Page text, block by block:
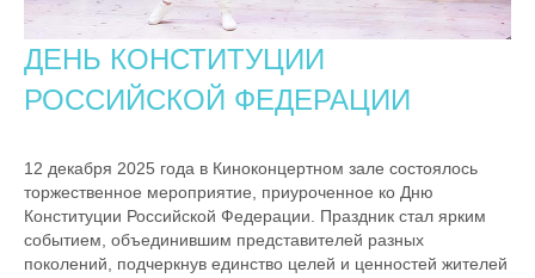
ДЕНЬ КОНСТИТУЦИИ
РОССИЙСКОЙ ФЕДЕРАЦИИ
12 декабря 2025 года в Киноконцертном зале состоялось
торжественное мероприятие, приуроченное ко Дню
Конституции Российской Федерации. Праздник стал ярким
событием, объединившим представителей разных
поколений, подчеркнув единство целей и ценностей жителей